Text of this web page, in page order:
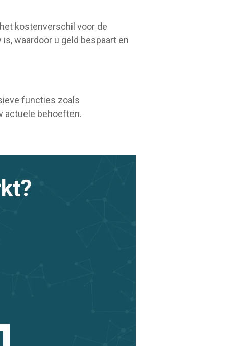
kostenverschil voor de
waardoor u geld bespaart en
functies zoals
actuele behoeften.